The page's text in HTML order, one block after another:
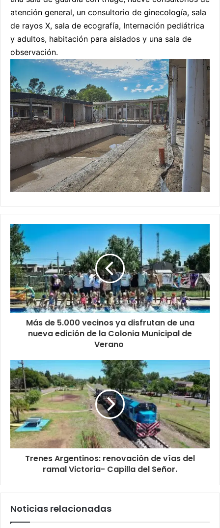
atención general, un consultorio de ginecología, sala
de rayos X, sala de ecografía, Internación pediátrica
y adultos, habitación para aislados y una sala de
observación.
Más de 5.000 vecinos ya disfrutan de una
nueva edición de la Colonia Municipal de
Verano
Trenes Argentinos: renovación de vías del
ramal Victoria- Capilla del Señor.
Noticias relacionadas